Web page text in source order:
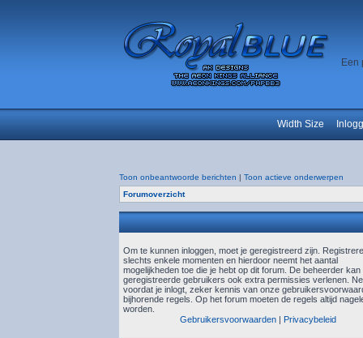
Een
Width Size
Toon onbeantwoorde berichten | Toon actieve onderwerpen
Forumoverzicht
Om te kunnen inloggen, moet je geregistreerd zijn.
slechts enkele momenten en hierdoor neemt het aantal
mogelijkheden toe die je hebt op dit forum. De beheerder kan
geregistreerde gebruikers ook extra permissies verlenen.
voordat je inlogt, zeker kennis van onze
bijhorende regels. Op het forum moeten de regels altijd
worden.
Gebruikersvoorwaarden | Privacybeleid